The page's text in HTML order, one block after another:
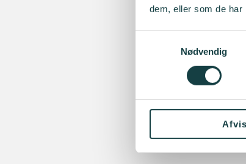
dem, eller som de har
Nødvendig
Afvis